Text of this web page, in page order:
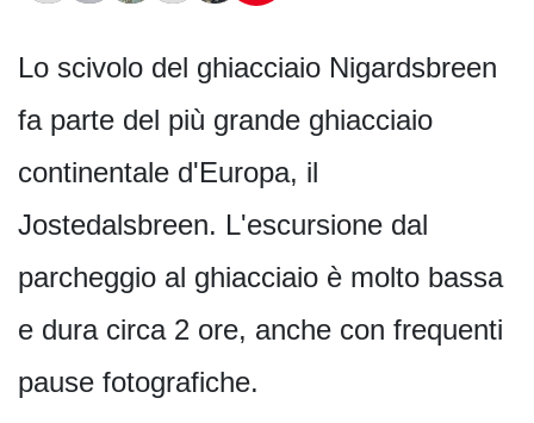
Lo scivolo del ghiacciaio Nigardsbreen
fa parte del più grande ghiacciaio
continentale d'Europa, il
Jostedalsbreen. L'escursione dal
parcheggio al ghiacciaio è molto bassa
e dura circa 2 ore, anche con frequenti
pause fotografiche.